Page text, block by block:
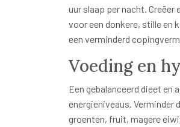
uur slaap per nacht.
voor een donkere, stille en
een verminderd
Voeding en
Een gebalanceerd dieet en
energieniveaus. Verminder
groenten, fruit, magere